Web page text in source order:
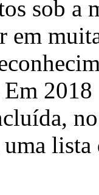
sob a
em
Em
lista